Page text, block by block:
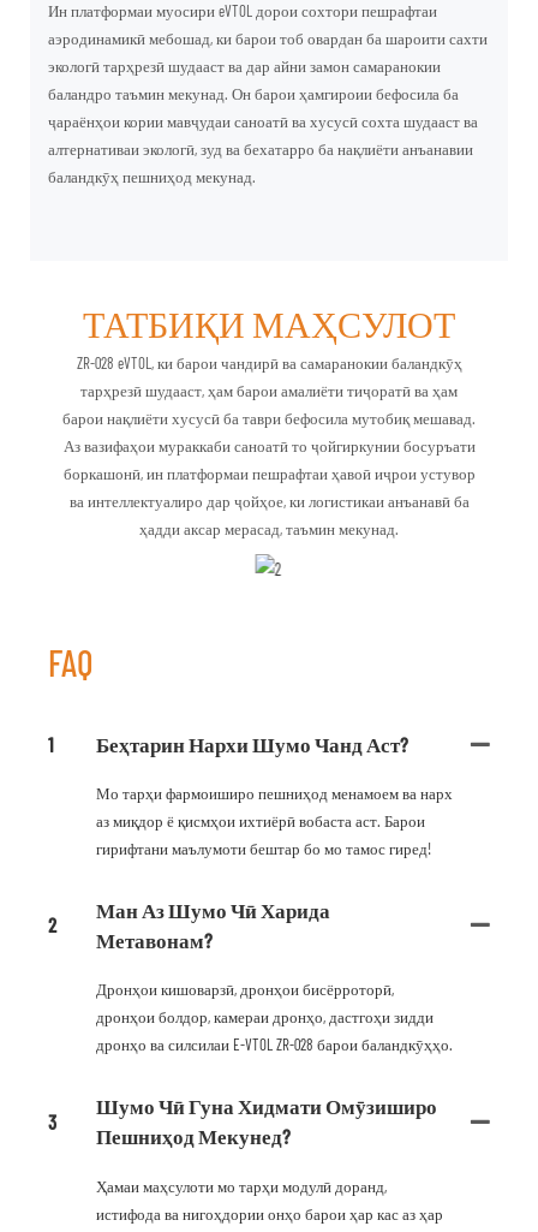
Ин платформаи муосири eVTOL дорои сохтори пешрафтаи
аэродинамикӣ мебошад, ки барои тоб овардан ба шароити сахти
экологӣ тарҳрезӣ шудааст ва дар айни замон самаранокии
баландро таъмин мекунад. Он барои ҳамгироии бефосила ба
ҷараёнҳои кории мавҷудаи саноатӣ ва хусусӣ сохта шудааст ва
алтернативаи экологӣ, зуд ва бехатарро ба нақлиёти анъанавии
баландкӯҳ пешниҳод мекунад.
ТАТБИҚИ МАҲСУЛОТ
ZR-028 eVTOL, ки барои чандирӣ ва самаранокии баландкӯҳ
тарҳрезӣ шудааст, ҳам барои амалиёти тиҷоратӣ ва ҳам
барои нақлиёти хусусӣ ба таври бефосила мутобиқ мешавад.
Аз вазифаҳои мураккаби саноатӣ то ҷойгиркунии босуръати
боркашонӣ, ин платформаи пешрафтаи ҳавоӣ иҷрои устувор
ва интеллектуалиро дар ҷойҳое, ки логистикаи анъанавӣ ба
ҳадди аксар мерасад, таъмин мекунад.
FAQ
1 Беҳтарин Нархи Шумо Чанд Аст?
Мо тарҳи фармоиширо пешниҳод менамоем ва нарх
аз миқдор ё қисмҳои ихтиёрӣ вобаста аст. Барои
гирифтани маълумоти бештар бо мо тамос гиред!
2
Ман Аз Шумо Чӣ Харида
Метавонам?
Дронҳои кишоварзӣ, дронҳои бисёрроторӣ,
дронҳои болдор, камераи дронҳо, дастгоҳи зидди
дронҳо ва силсилаи E-VTOL ZR-028 барои баландкӯҳҳо.
3
Шумо Чӣ Гуна Хидмати Омӯзиширо
Пешниҳод Мекунед?
Ҳамаи маҳсулоти мо тарҳи модулӣ доранд,
истифода ва нигоҳдории онҳо барои ҳар кас аз ҳар